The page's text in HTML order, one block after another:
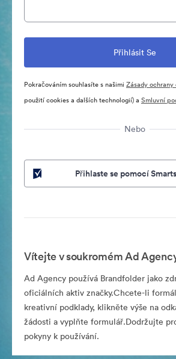
Pokračováním souhlasíte s našimi Zásady
použití cookies a dalších technologií) a Smluvní
Nebo
Přihlaste se pomocí
Vítejte v soukromém Ad
Ad Agency používá Brandfolder jako
oficiálních aktiv značky.Chcete-li
kreativní podklady, klikněte výše na
žádosti a vyplňte formulář.Dodržujte
pokyny k používání.